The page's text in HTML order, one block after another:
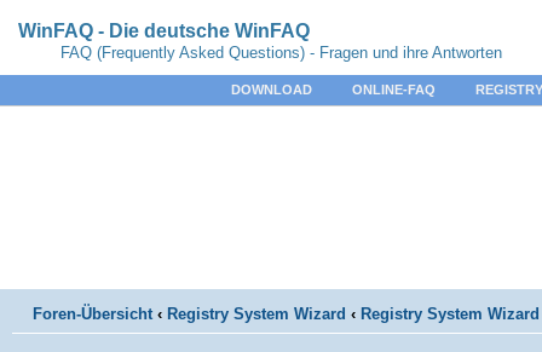
WinFAQ - Die deutsche WinFAQ
FAQ (Frequently Asked Questions) - Fragen und ihre Antworten
DOWNLOAD ONLINE-FAQ
Foren-Übersicht ‹ Registry System Wizard ‹ Registry System Wizard